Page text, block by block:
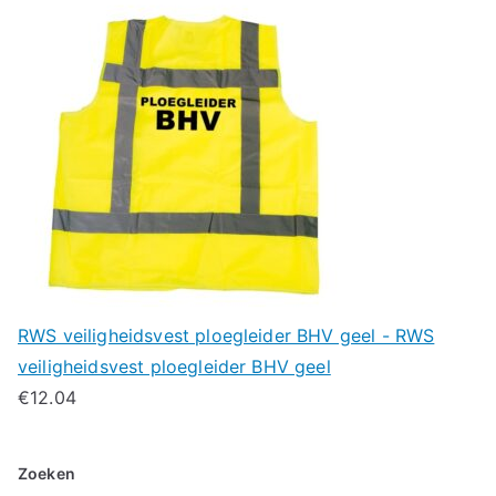
RWS veiligheidsvest ploegleider BHV geel - RWS
veiligheidsvest ploegleider BHV geel
€12.04
Zoeken